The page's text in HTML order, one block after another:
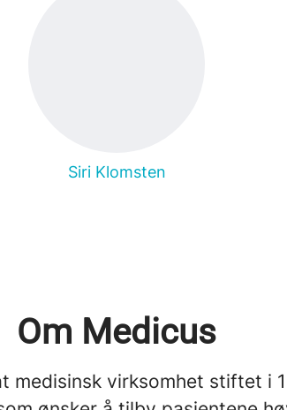
Siri Klomsten
Om Medicus
medisinsk virksomhet stiftet i